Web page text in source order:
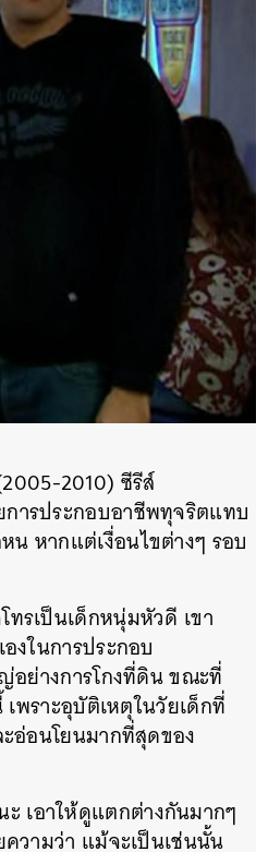
2010) ซีรีส์
ารประกอบอาชีพทุจริตแทบ
หากแต่เงื่อนไขต่างๆ รอบ
รเป็นเด็กหนุ่มหัวดี เขา
งในการประกอบ
อย่างการโกงที่ดิน ขณะที่
พราะอุบัติเหตุในวัยเด็กที่
อ่อนโยนมากที่สุดของ
เอาให้ดูแตกต่างกันมากๆ
วามว่า แม้จะเป็นเช่นนั้น